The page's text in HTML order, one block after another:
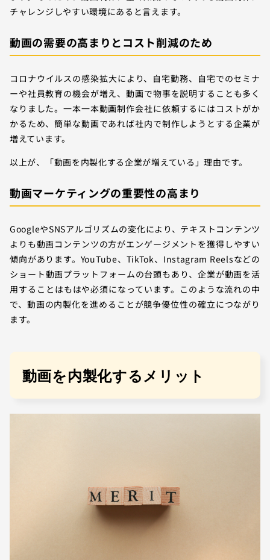
チャレンジしやすい環境にあると言えます。
動画の需要の高まりとコスト削減のため
コロナウイルスの感染拡大により、自宅勤務、自宅でのセミナ
ーや社員教育の機会が増え、動画で物事を説明することも多く
なりました。一本一本動画制作会社に依頼するにはコストがか
かるため、簡単な動画であれば社内で制作しようとする企業が
増えています。
以上が、「動画を内製化する企業が増えている」理由です。
動画マーケティングの重要性の高まり
GoogleやSNSアルゴリズムの変化により、テキストコンテンツ
よりも動画コンテンツの方がエンゲージメントを獲得しやすい
傾向があります。YouTube、TikTok、Instagram Reelsなどの
ショート動画プラットフォームの台頭もあり、企業が動画を活
用することはもはや必須になっています。このような流れの中
で、動画の内製化を進めることが競争優位性の確立につながり
ます。
動画を内製化するメリット